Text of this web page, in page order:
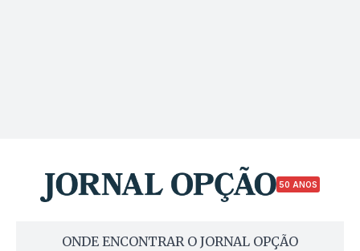
50 ANOS
ONDE ENCONTRAR O JORNAL OPÇÃO